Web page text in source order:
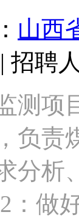
山西
招聘
测项
负责
分析
：做